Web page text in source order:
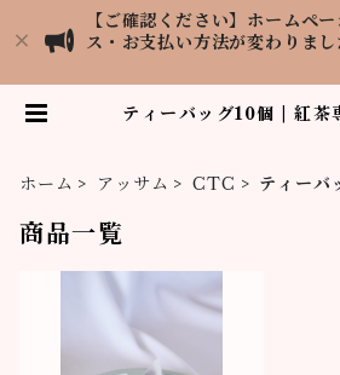
【ご確認ください】ホームペ
ス・お支払い方法が変わりまし
ティーバッグ10個 | 紅茶
ホーム アッサム CTC ティーバ
商品一覧